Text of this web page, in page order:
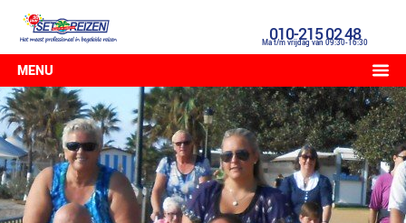
010-215 02 48
Ma t/m vrijdag van 09:30-16:30
MENU